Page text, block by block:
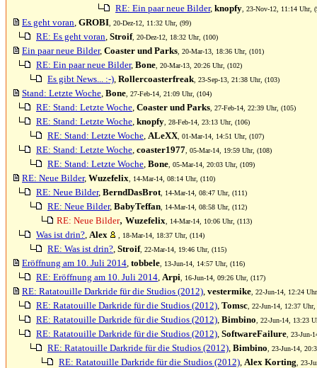
RE: Ein paar neue Bilder, knopfy , 23-Nov-12, 11:14 Uhr,
Es geht voran, GROBI , 20-Dez-12, 11:32 Uhr, (99)
RE: Es geht voran, Stroif, 20-Dez-12, 18:32 Uhr, (100)
Ein paar neue Bilder, Coaster und Parks , 20-Mar-13, 18:36 Uhr, (101)
RE: Ein paar neue Bilder, Bone , 20-Mar-13, 20:26 Uhr, (102)
Es gibt News... :-), Rollercoasterfreak , 23-Sep-13, 21:38 Uhr, (103)
Stand: Letzte Woche, Bone , 27-Feb-14, 21:09 Uhr, (104)
RE: Stand: Letzte Woche, Coaster und Parks , 27-Feb-14, 22:39 Uhr, (105)
RE: Stand: Letzte Woche, knopfy , 28-Feb-14, 23:13 Uhr, (106)
RE: Stand: Letzte Woche, ALeXX , 01-Mar-14, 14:51 Uhr, (107)
RE: Stand: Letzte Woche, coaster1977 , 05-Mar-14, 19:59 Uhr, (108)
RE: Stand: Letzte Woche, Bone , 05-Mar-14, 20:03 Uhr, (109)
RE: Neue Bilder, Wuzefelix , 14-Mar-14, 08:14 Uhr, (110)
RE: Neue Bilder, BerndDasBrot , 14-Mar-14, 08:47 Uhr, (111)
RE: Neue Bilder, BabyTeffan , 14-Mar-14, 08:58 Uhr, (112)
RE: Neue Bilder, Wuzefelix , 14-Mar-14, 10:06 Uhr, (113)
Was ist drin?, Alex , 18-Mar-14, 18:37 Uhr, (114)
RE: Was ist drin?, Stroif, 22-Mar-14, 19:46 Uhr, (115)
Eröffnung am 10. Juli 2014, tobbele , 13-Jun-14, 14:57 Uhr, (116)
RE: Eröffnung am 10. Juli 2014, Arpi , 16-Jun-14, 09:26 Uhr, (117)
RE: Ratatouille Darkride für die Studios (2012), vestermike , 22-Jun-14, 12:24
RE: Ratatouille Darkride für die Studios (2012), Tomsc , 22-Jun-14, 12:37
RE: Ratatouille Darkride für die Studios (2012), Bimbino , 22-Jun-14, 13:23
RE: Ratatouille Darkride für die Studios (2012), SoftwareFailure , 23-Jun-
RE: Ratatouille Darkride für die Studios (2012), Bimbino , 23-Jun-14,
RE: Ratatouille Darkride für die Studios (2012), Alex Korting , 23-